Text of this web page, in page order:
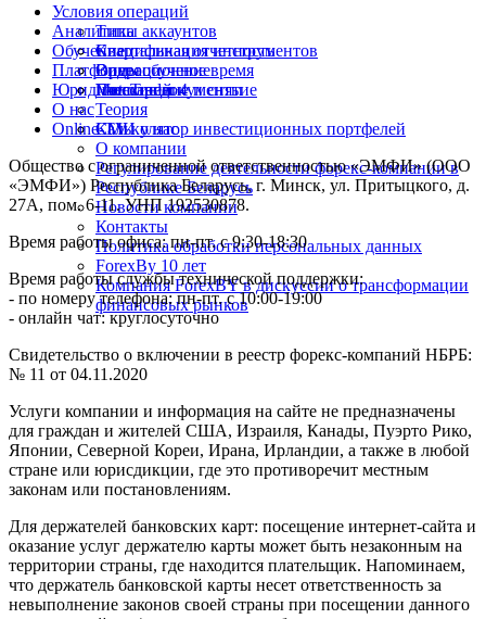
Условия операций
Типы аккаунтов
Спецификация инструментов
Операционное время
Пополнение и снятие
Аналитика
Квартальная отчетность
Обучение
Видеообучение
Глоссарий
Теория
Калькулятор инвестиционных портфелей
Платформы
MetaTrader 4
Юридические документы
О нас
СМИ о нас
О компании
Регулирование деятельности форекс-компании в
Республике Беларусь
Новости компании
Контакты
Политика обработки персональных данных
ForexBy 10 лет
Компания ForexBY в дискуссии о трансформации
финансовых рынков
Online-TV
Общество с ограниченной ответственностью «ЭМФИ» (ООО
«ЭМФИ») Республика Беларусь, г. Минск, ул. Притыцкого, д.
27А, пом. 6-11. УНП 192530878.
Время работы офиса: пн-пт. с 9:30-18:30
Время работы службы технической поддержки:
- по номеру телефона: пн-пт. с 10:00-19:00
- онлайн чат: круглосуточно
Свидетельство о включении в реестр форекс-компаний НБРБ:
№ 11 от 04.11.2020
Услуги компании и информация на сайте не предназначены
для граждан и жителей США, Израиля, Канады, Пуэрто Рико,
Японии, Северной Кореи, Ирана, Ирландии, а также в любой
стране или юрисдикции, где это противоречит местным
законам или постановлениям.
Для держателей банковских карт: посещение интернет-сайта и
оказание услуг держателю карты может быть незаконным на
территории страны, где находится плательщик. Напоминаем,
что держатель банковской карты несет ответственность за
невыполнение законов своей страны при посещении данного